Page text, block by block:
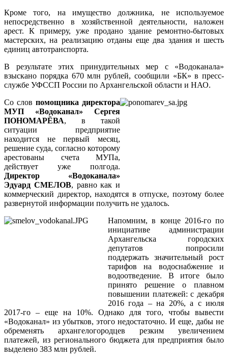
Кроме того, на имущество должника, не используемое
непосредственно в хозяйственной деятельности, наложен
арест. К примеру, уже продано здание ремонтно-бытовых
мастерских, на реализацию отданы еще два здания и шесть
единиц автотранспорта.
В результате этих принудительных мер с «Водоканала»
взыскано порядка 670 млн рублей, сообщили «БК» в пресс-
службе УФССП России по Архангельской области и НАО.
Со слов помощника директора
МУП «Водоканал» Сергея
ПОНОМАРЁВА, в такой
ситуации предприятие
находится не первый месяц,
решение суда, согласно которому
арестованы счета МУПа,
действует уже полгода.
Директор «Водоканала»
Эдуард СМЕЛОВ, равно как и
коммерческий директор, находятся в отпуске, поэтому более
развернутой информации получить не удалось.
Напомним, в конце 2016-го по
инициативе администрации
Архангельска городских
депутатов попросили
поддержать значительный рост
тарифов на водоснабжение и
водоотведение. В итоге было
принято решение о плавном
повышении платежей: с декабря
2016 года – на 20%, а с июля
2017-го – еще на 10%. Однако для того, чтобы вывести
«Водоканал» из убытков, этого недостаточно. И еще, дабы не
обременять архангелогородцев резким увеличением
платежей, из регионального бюджета для предприятия было
выделено 383 млн рублей.